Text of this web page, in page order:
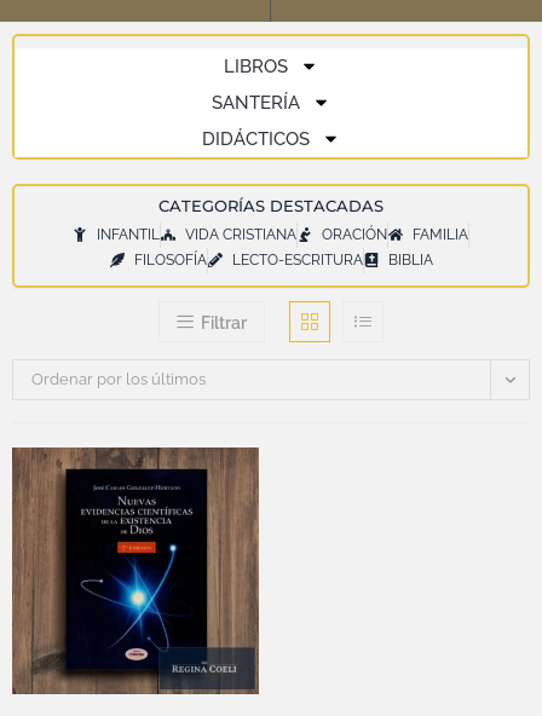
LIBROS
SANTERÍA
DIDÁCTICOS
CATEGORÍAS DESTACADAS
INFANTIL VIDA CRISTIANA ORACIÓN
FAMILIA
FILOSOFÍA
LECTO-ESCRITURA BIBLIA
Filtrar
Ordenar por los últimos